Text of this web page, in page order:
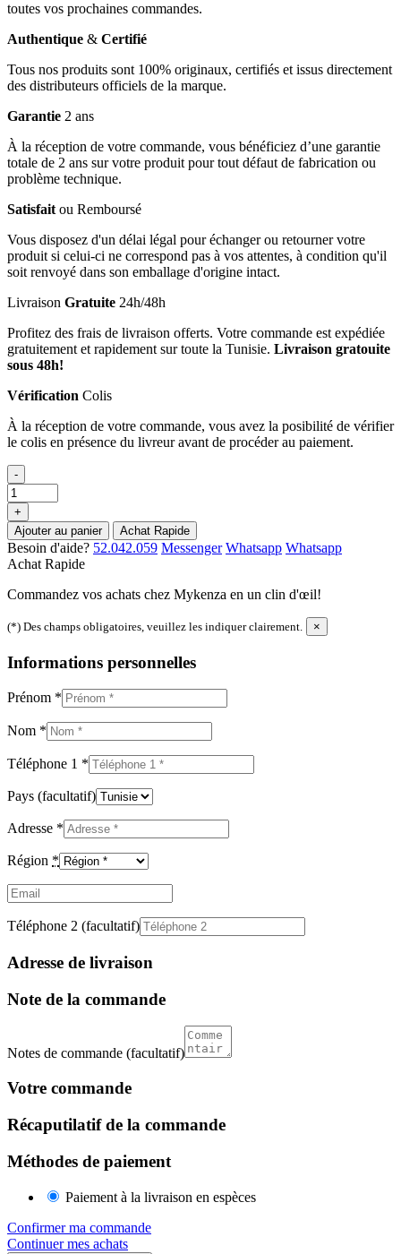
toutes vos prochaines commandes.
Authentique & Certifié
Tous nos produits sont 100% originaux, certifiés et issus directement
des distributeurs officiels de la marque.
Garantie 2 ans
À la réception de votre commande, vous bénéficiez d’une garantie
totale de 2 ans sur votre produit pour tout défaut de fabrication ou
problème technique.
Satisfait ou Remboursé
Vous disposez d'un délai légal pour échanger ou retourner votre
produit si celui-ci ne correspond pas à vos attentes, à condition qu'il
soit renvoyé dans son emballage d'origine intact.
Livraison Gratuite 24h/48h
Profitez des frais de livraison offerts. Votre commande est expédiée
gratuitement et rapidement sur toute la Tunisie. Livraison gratouite
sous 48h!
Vérification Colis
À la réception de votre commande, vous avez la posibilité de vérifier
le colis en présence du livreur avant de procéder au paiement.
-
+
Ajouter au panier
Achat Rapide
Besoin d'aide? 52.042.059 Messenger Whatsapp Whatsapp
Achat Rapide
Commandez vos achats chez Mykenza en un clin d'œil!
(*) Des champs obligatoires, veuillez les indiquer clairement. ×
Informations personnelles
Prénom *
Nom *
Téléphone 1 *
Pays (facultatif)
Adresse *
Région *
Email
Téléphone 2 (facultatif)
Adresse de livraison
Note de la commande
Notes de commande (facultatif)
Votre commande
Récaputilatif de la commande
Méthodes de paiement
Paiement à la livraison en espèces
Confirmer ma commande
Continuer mes achats